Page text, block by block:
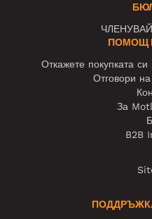
ПОМОЩ
Откажете покупката
Отговори
За
B2B